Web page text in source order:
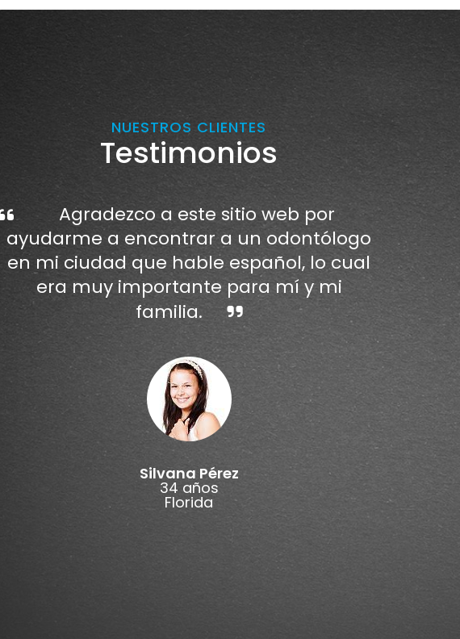
NUESTROS CLIENTES
Testimonios
Agradezco a este sitio web por
ayudarme a encontrar a un odontólogo
en mi ciudad que hable español, lo cual
era muy importante para mí y mi
familia.
Silvana Pérez
34 años
Florida